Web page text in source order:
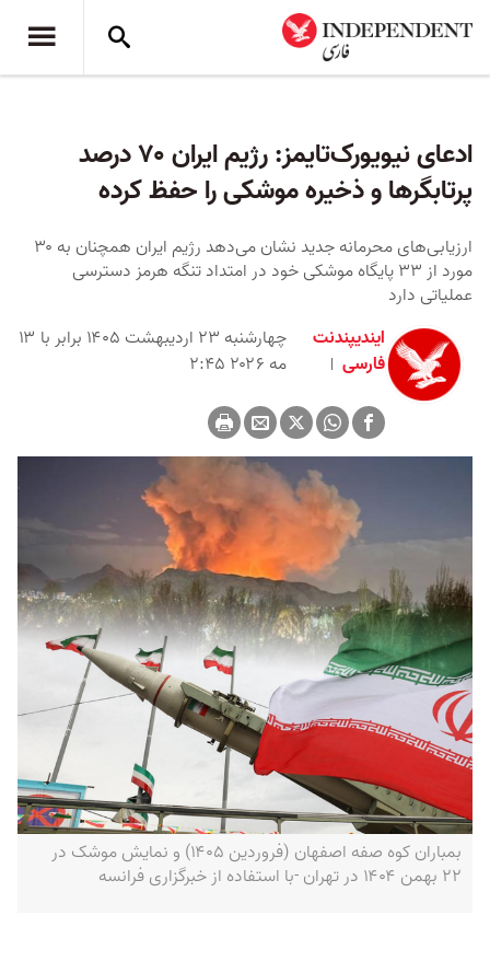
ادعای نیویورک‌تایمز: رژیم ایران ۷۰ درصد
پرتابگر‌ها و ذخیره موشکی را حفظ کرده
ارزیابی‌های محرمانه جدید نشان می‌دهد رژیم ایران همچنان به ۳۰
مورد از ۳۳ پایگاه موشکی خود در امتداد تنگه هرمز دسترسی
عملیاتی دارد
ایندیپندنت
فارسی
چهارشنبه ۲۳ اردیبهشت ۱۴۰۵ برابر با ۱۳
مه ۲۰۲۶ ۲:۴۵
بمباران کوه صفه اصفهان (فروردین ۱۴۰۵) و نمایش موشک در
۲۲ بهمن ۱۴۰۴ در تهران -با استفاده از خبرگزاری فرانسه